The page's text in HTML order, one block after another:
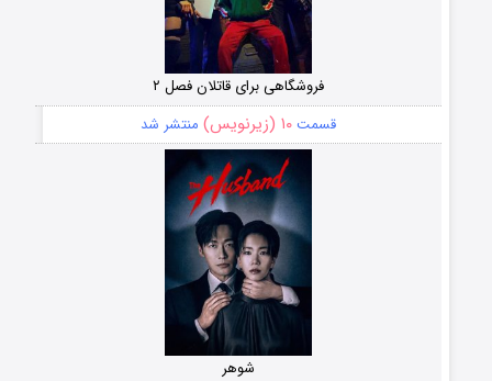
فروشگاهی برای قاتلان فصل ۲
قسمت۱۰ (زیرنویس) منتشر شد
شوهر